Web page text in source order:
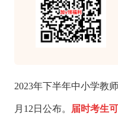
2023年下半年中小学教
月12日公布。 届时考生